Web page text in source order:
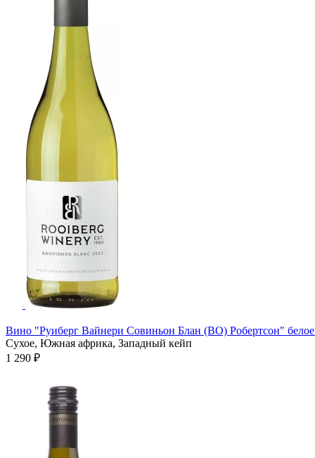
Вино "Руиберг Вайнери Совиньон Блан (ВО) Робертсон" белое
Сухое, Южная африка, Западный кейп
1 290 ₽